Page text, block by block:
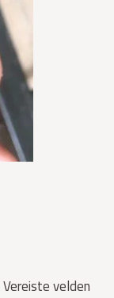
Vereiste velden